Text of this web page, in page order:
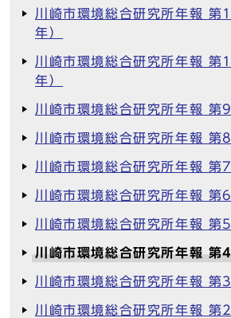
川崎市環境総合研究所年報
年）
川崎市環境総合研究所年報
年）
川崎市環境総合研究所年報 第
川崎市環境総合研究所年報 第
川崎市環境総合研究所年報 第
川崎市環境総合研究所年報 第
川崎市環境総合研究所年報 第
川崎市環境総合研究所年報
川崎市環境総合研究所年報 第
川崎市環境総合研究所年報 第